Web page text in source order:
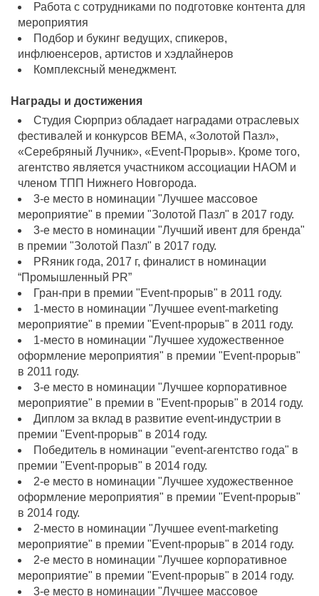
Работа с сотрудниками по подготовке контента для
мероприятия
Подбор и букинг ведущих, спикеров,
инфлюенсеров, артистов и хэдлайнеров
Комплексный менеджмент.
Награды и достижения
Студия Сюрприз обладает наградами отраслевых
фестивалей и конкурсов BEMA, «Золотой Пазл»,
«Серебряный Лучник», «Event-Прорыв». Кроме того,
агентство является участником ассоциации НАОМ и
членом ТПП Нижнего Новгорода.
3-е место в номинации "Лучшее массовое
мероприятие" в премии "Золотой Пазл" в 2017 году.
3-е место в номинации "Лучший ивент для бренда"
в премии "Золотой Пазл" в 2017 году.
PRяник года, 2017 г, финалист в номинации
“Промышленный PR”
Гран-при в премии "Event-прорыв" в 2011 году.
1-место в номинации "Лучшее event-marketing
мероприятие" в премии "Event-прорыв" в 2011 году.
1-место в номинации "Лучшее художественное
оформление мероприятия" в премии "Event-прорыв"
в 2011 году.
3-е место в номинации "Лучшее корпоративное
мероприятие" в премии в "Event-прорыв" в 2014 году.
Диплом за вклад в развитие event-индустрии в
премии "Event-прорыв" в 2014 году.
Победитель в номинации "event-агентство года" в
премии "Event-прорыв" в 2014 году.
2-е место в номинации "Лучшее художественное
оформление мероприятия" в премии "Event-прорыв"
в 2014 году.
2-место в номинации "Лучшее event-marketing
мероприятие" в премии "Event-прорыв" в 2014 году.
2-е место в номинации "Лучшее корпоративное
мероприятие" в премии "Event-прорыв" в 2014 году.
3-е место в номинации "Лучшее массовое